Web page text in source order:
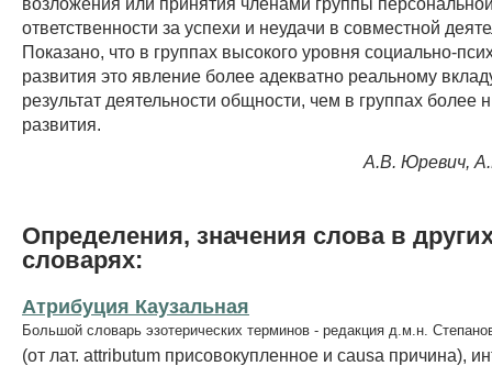
ответственности за успехи и неудачи в совместной
Показано, что в группах высокого уровня социально-
развития это явление более адекватно реальному
результат деятельности общности, чем в группах более
развития.
А.В. Юревич,
Определения, значения слова в
словарях:
Атрибуция Каузальная
Большой словарь эзотерических терминов - редакция д.м.н.
(от лат. attributum присовокупленное и causa причина),